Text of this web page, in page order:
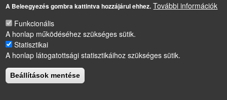
A Beleegyezés gombra kattintva hozzájárul ehhez. További információk
Funkcionális
A honlap működéséhez szükséges sütik.
Statisztikai
A honlap látogatottsági statisztikáihoz szükséges sütik.
Beállítások mentése